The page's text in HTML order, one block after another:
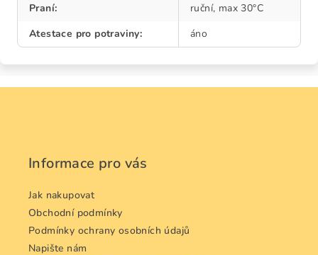
Praní:
ruční, max 30°C
Atestace pro potraviny: áno
Informace pro vás
Jak nakupovat
Obchodní podmínky
Podmínky ochrany osobních údajů
Napište nám